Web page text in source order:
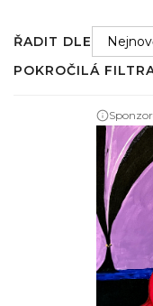
ŘADIT DLE
POKROČILÁ